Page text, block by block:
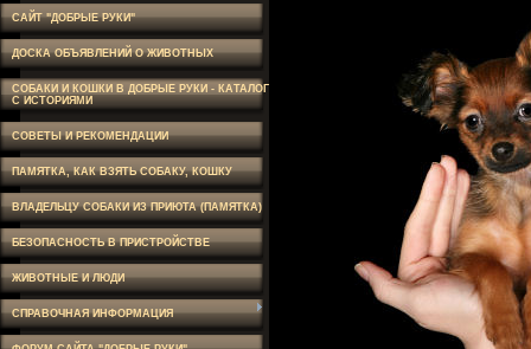
САЙТ "ДОБРЫЕ РУКИ"
ДОСКА ОБЪЯВЛЕНИЙ О ЖИВОТНЫХ
СОБАКИ И КОШКИ В ДОБРЫЕ РУКИ - КАТАЛОГ
С ИСТОРИЯМИ
СОВЕТЫ И РЕКОМЕНДАЦИИ
ПАМЯТКА, КАК ВЗЯТЬ СОБАКУ, КОШКУ
ВЛАДЕЛЬЦУ СОБАКИ ИЗ ПРИЮТА (ПАМЯТКА)
БЕЗОПАСНОСТЬ В ПРИСТРОЙСТВЕ
ЖИВОТНЫЕ И ЛЮДИ
СПРАВОЧНАЯ ИНФОРМАЦИЯ